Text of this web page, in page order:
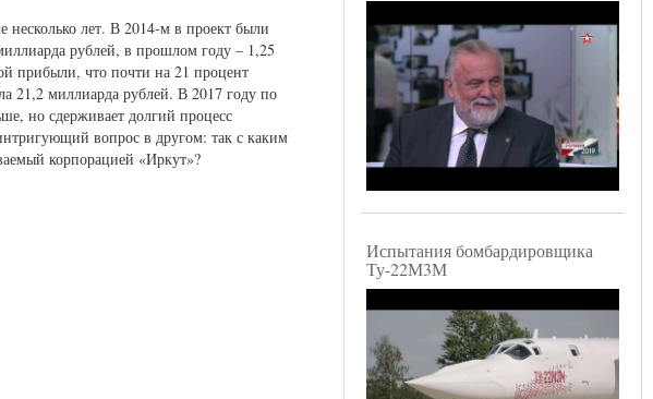
несколько лет. В 2014-м в проект были
рублей, в прошлом году – 1,25
прибыли, что почти на 21 процент
21,2 миллиарда рублей. В 2017 году по
но сдерживает долгий процесс
вопрос в другом: так с каким
корпорацией «Иркут»?
Испытания бомбардировщика
Ту-22М3М